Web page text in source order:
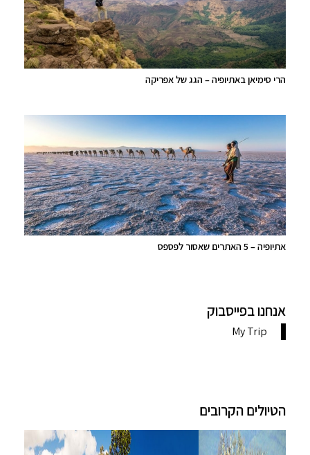
הרי סימיאן באתיופיה – הגג של אפריקה
אתיופיה – 5 האתרים שאסור לפספס
אנחנו בפייסבוק
הטיולים הקרובים